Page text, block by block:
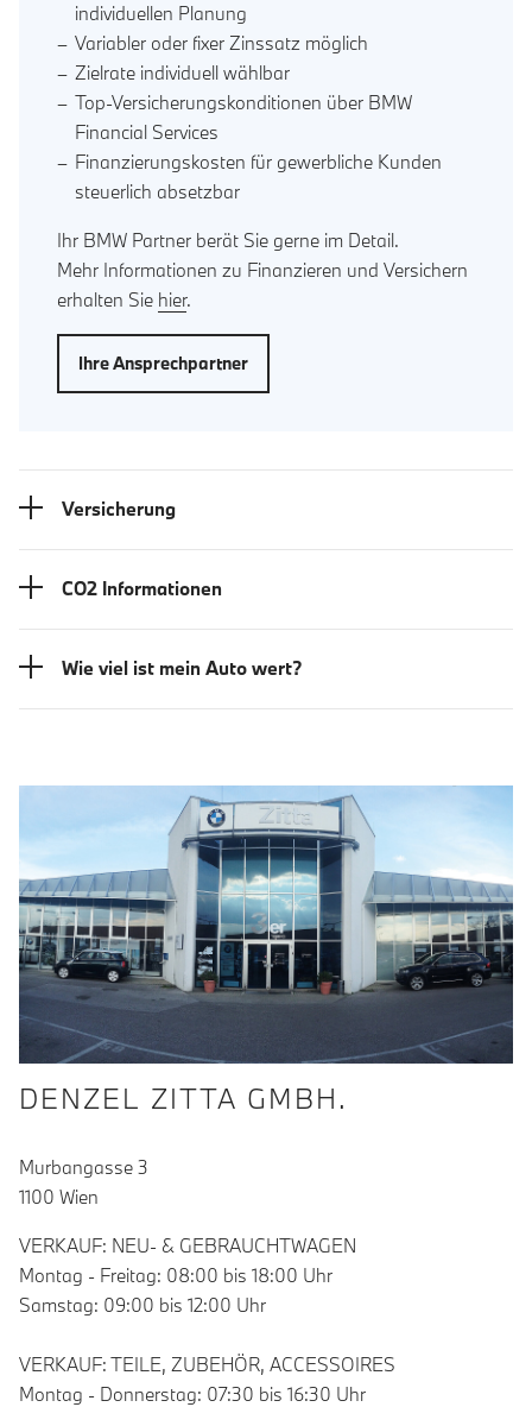
individuellen Planung
Variabler oder fixer Zinssatz möglich
Zielrate individuell wählbar
Top-Versicherungskonditionen über BMW
Financial Services
Finanzierungskosten für gewerbliche Kunden
steuerlich absetzbar
Ihr BMW Partner berät Sie gerne im Detail.
Mehr Informationen zu Finanzieren und Versichern
erhalten Sie hier.
Ihre Ansprechpartner
Versicherung
CO2 Informationen
Wie viel ist mein Auto wert?
DENZEL ZITTA GMBH.
Murbangasse 3
1100 Wien
VERKAUF: NEU- & GEBRAUCHTWAGEN
Montag - Freitag: 08:00 bis 18:00 Uhr
Samstag: 09:00 bis 12:00 Uhr
VERKAUF: TEILE, ZUBEHÖR, ACCESSOIRES
Montag - Donnerstag: 07:30 bis 16:30 Uhr